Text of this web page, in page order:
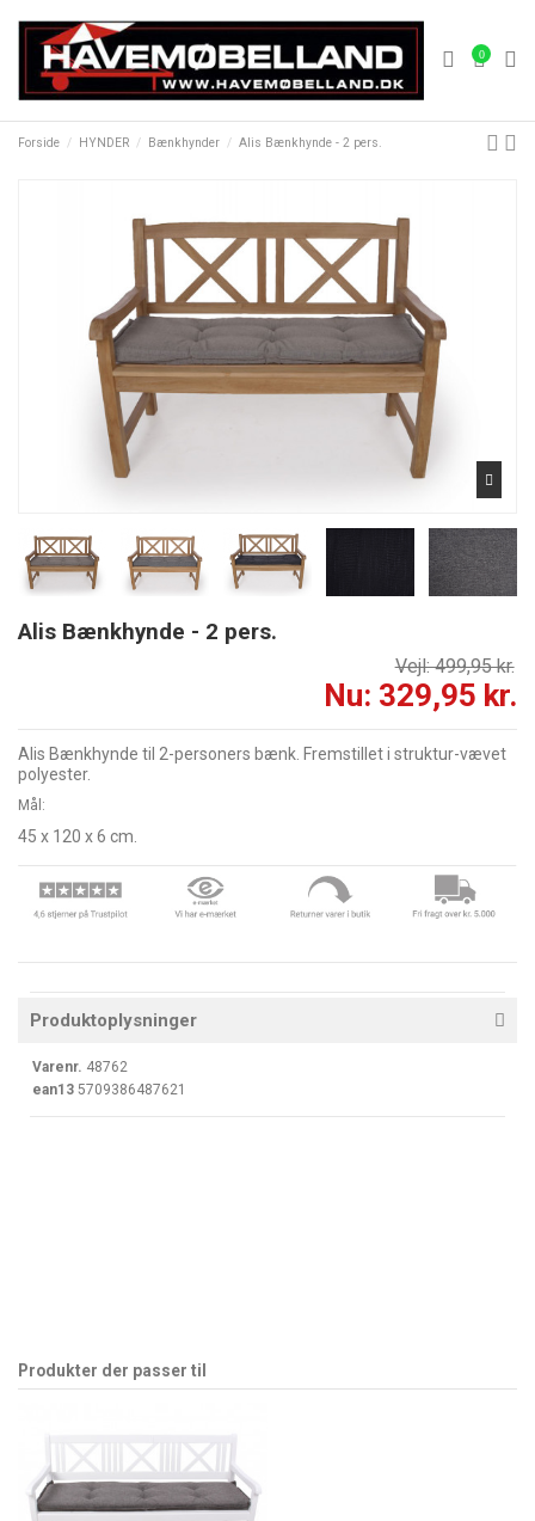
0
Forside HYNDER Bænkhynder Alis Bænkhynde - 2 pers.
Alis Bænkhynde - 2 pers.
Vejl: 499,95 kr.
Nu: 329,95 kr.
Alis Bænkhynde til 2-personers bænk. Fremstillet i struktur-vævet
polyester.
Mål:
45 x 120 x 6 cm.
Produktoplysninger
Varenr. 48762
ean13 5709386487621
Produkter der passer til